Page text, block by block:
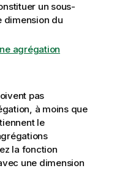
un sous-
dimension du
agrégation
pas
à moins que
le
la fonction
une dimension